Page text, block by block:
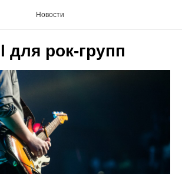
Новости
для рок-групп